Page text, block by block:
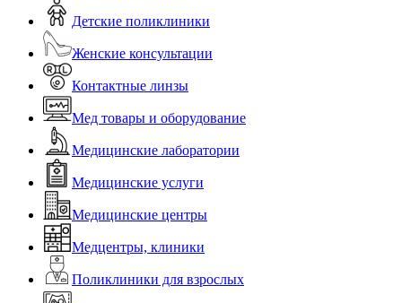
Детские поликлиники
Женские консультации
Контактные линзы
Мед товары и оборудование
Медицинские лаборатории
Медицинские услуги
Медицинские центры
Медцентры, клиники
Поликлиники для взрослых